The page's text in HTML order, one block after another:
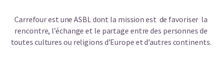
Carrefour est une ASBL dont la mission est de favoriser la
rencontre, l’échange et le partage entre des personnes de
toutes cultures ou religions d’Europe et d’autres continents.